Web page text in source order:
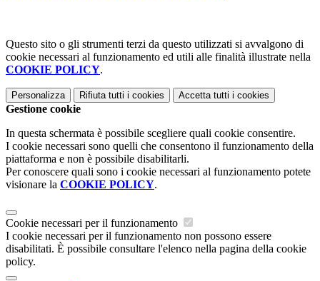
Questo sito o gli strumenti terzi da questo utilizzati si avvalgono di
cookie necessari al funzionamento ed utili alle finalità illustrate nella
COOKIE POLICY.
Personalizza Rifiuta tutti i cookies Accetta tutti i cookies
Gestione cookie
In questa schermata è possibile scegliere quali cookie consentire.
I cookie necessari sono quelli che consentono il funzionamento della
piattaforma e non è possibile disabilitarli.
Per conoscere quali sono i cookie necessari al funzionamento potete
visionare la COOKIE POLICY.
Cookie necessari per il funzionamento
I cookie necessari per il funzionamento non possono essere
disabilitati. È possibile consultare l'elenco nella pagina della cookie
policy.